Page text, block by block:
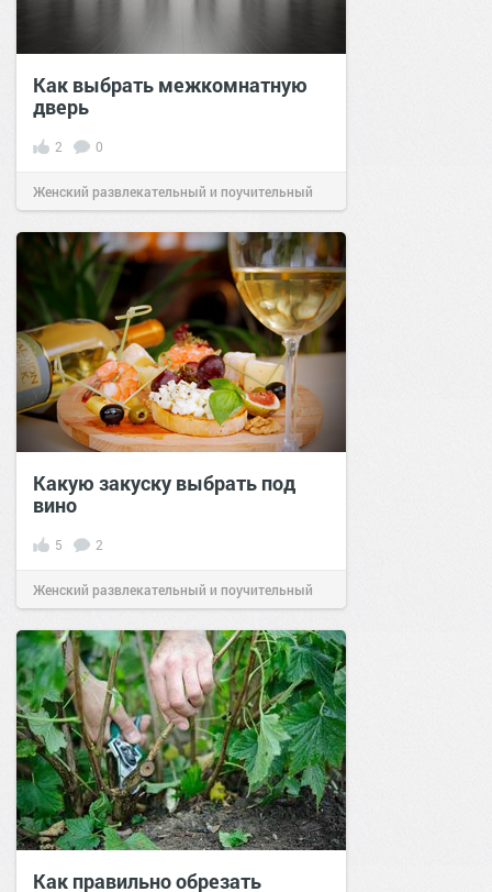
Как выбрать межкомнатную
дверь
2 0
Женский развлекательный и поучительный
сайт.19:0325 окт 2021
Какую закуску выбрать под
вино
5 2
Женский развлекательный и поучительный
сайт.00:1023 фев 2024
Как правильно обрезать